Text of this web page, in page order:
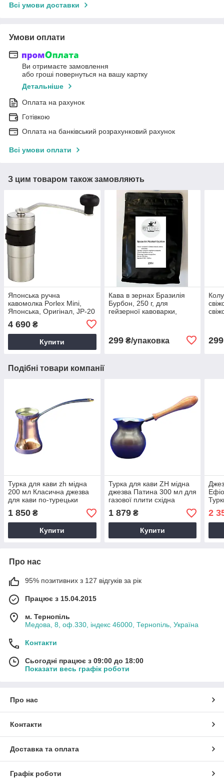
Всі умови доставки
Умови оплати
Ви отримаєте замовлення
або гроші повернуться на вашу картку
Детальніше
Оплата на рахунок
Готівкою
Оплата на банківський розрахунковий рахунок
Всі умови оплати
З цим товаром також замовляють
Японська ручна
кавомолка Porlex Mini,
Японська, Оригінал, JP-20
4 690 ₴
Купити
Кава в зернах Бразилія
Бурбон, 250 г, для
гейзерної кавоварки,
299₴/упаковка 299
Подібні товари компанії
Турка для кави zh мідна
200 мл Класична джезва
для кави по-турецьки
1 850 ₴
Купити
Турка для кави ZH мідна
джезва Патина 300 мл для
газової плити східна
темна
1 879₴
Купити
2
Про нас
95% позитивних з 127 відгуків за рік
Працює з 15.04.2015
м. Тернопіль
Медова, 8, оф.330, індекс 46000, Тернопіль, Україна
Контакти
Сьогодні працює з 09:00 до 18:00
Показати весь графік роботи
Про нас
Контакти
Доставка та оплата
Графік роботи